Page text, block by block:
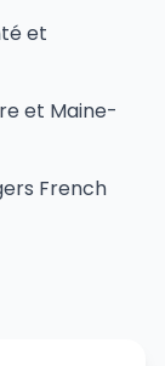
et
et Maine-
French